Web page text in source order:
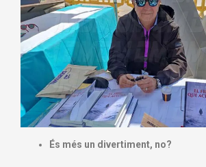
És més un divertiment, no?